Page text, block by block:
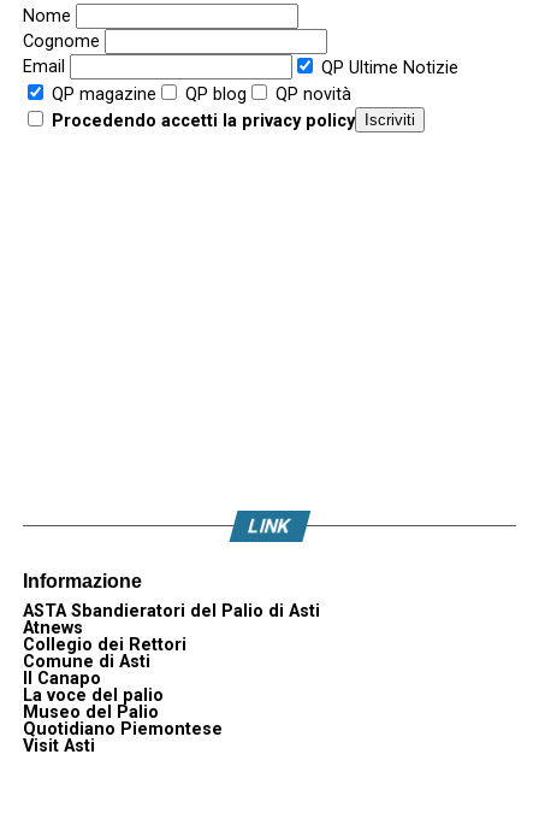
Nome
Cognome
Email
QP Ultime Notizie
QP magazine
QP blog
QP novità
Procedendo accetti la privacy policy
LINK
Informazione
ASTA Sbandieratori del Palio di Asti
Atnews
Collegio dei Rettori
Comune di Asti
Il Canapo
La voce del palio
Museo del Palio
Quotidiano Piemontese
Visit Asti